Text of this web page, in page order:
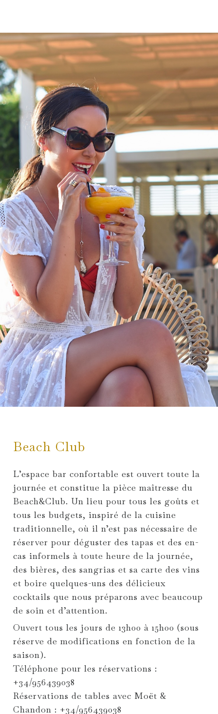
Beach Club
L’espace bar confortable est ouvert toute la
journée et constitue la pièce maîtresse du
Beach&Club. Un lieu pour tous les goûts et
tous les budgets, inspiré de la cuisine
traditionnelle, où il n’est pas nécessaire de
réserver pour déguster des tapas et des en-
cas informels à toute heure de la journée,
des bières, des sangrias et sa carte des vins
et boire quelques-uns des délicieux
cocktails que nous préparons avec beaucoup
de soin et d’attention.
Ouvert tous les jours de 13h00 à 15h00 (sous
réserve de modifications en fonction de la
saison).
Téléphone pour les réservations :
+34/956439038
Réservations de tables avec Moët &
Chandon : +34/956439038